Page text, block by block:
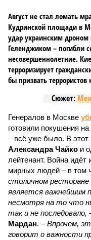
Август не стал ломать
Кудринской площади в
удар украинским
Геленджиком – погибли
несовершеннолетние.
терроризирует
бы призвать террористов
Сюжет:
Генералов в Москве
готовили покушения
– всё уже было. В этот
Александра Чайко и
лейтенант. Война идёт
мирных людей – в том
столичном ресторане
является важнейшим
несмотря на то что
так и не последовало,
Мардан. –Впрочем,
говорит о важности